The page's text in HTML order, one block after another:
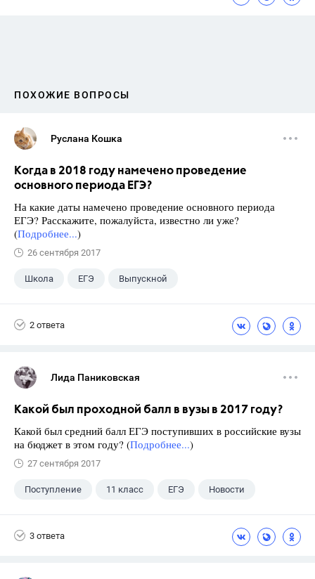
ПОХОЖИЕ ВОПРОСЫ
Руслана Кошка
Когда в 2018 году намечено проведение
основного периода ЕГЭ?
На какие даты намечено проведение основного периода
ЕГЭ? Расскажите, пожалуйста, известно ли уже?
(Подробнее...)
26 сентября 2017
Школа ЕГЭ Выпускной
2 ответа
Лида Паниковская
Какой был проходной балл в вузы в 2017 году?
Какой был средний балл ЕГЭ поступивших в российские вузы
на бюджет в этом году? (Подробнее...)
27 сентября 2017
Поступление 11 класс ЕГЭ Новости
3 ответа